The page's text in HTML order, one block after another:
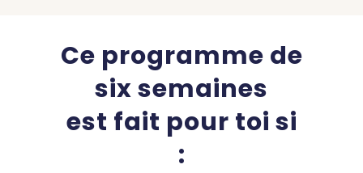
Ce programme de
six semaines
est fait pour toi si
: